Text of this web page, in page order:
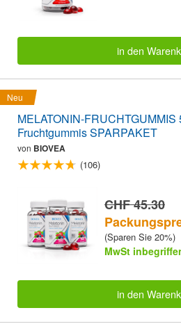
in den
Neu
MELATONIN-
Fruchtgummis SPARPAKET
von BIOVEA
(106)
CHF 45.30
(Sparen Sie 20%)
MwSt
in den